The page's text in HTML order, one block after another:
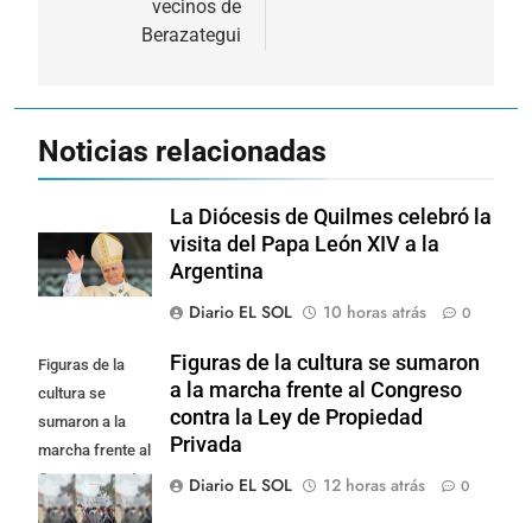
vecinos de
Berazategui
Noticias relacionadas
La Diócesis de Quilmes celebró la
visita del Papa León XIV a la
Argentina
Diario EL SOL
10 horas atrás 0
Figuras de la
cultura se
sumaron a la
marcha frente al
Congreso contra
la Ley de
Figuras de la cultura se sumaron
a la marcha frente al Congreso
contra la Ley de Propiedad
Privada
Diario EL SOL
12 horas atrás 0